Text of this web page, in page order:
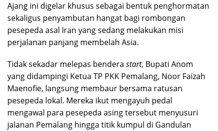
​Ajang ini digelar khusus sebagai bentuk penghormatan
sekaligus penyambutan hangat bagi rombongan
pesepeda asal Iran yang sedang melakukan misi
perjalanan panjang membelah Asia.
​Tidak sekadar melepas bendera start, Bupati Anom
yang didampingi Ketua TP PKK Pemalang, Noor Faizah
Maenofie, langsung membaur bersama ratusan
pesepeda lokal. Mereka ikut mengayuh pedal
mengawal para pesepeda asing tersebut menyusuri
jalanan Pemalang hingga titik kumpul di Gandulan